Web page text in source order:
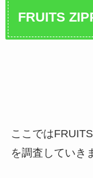
FRUITS
ここでは
を調査していき